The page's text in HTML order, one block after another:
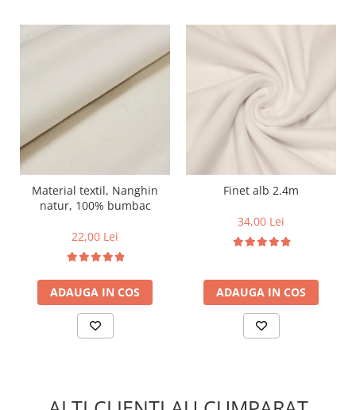
Material textil, Nanghin
natur, 100% bumbac
22,00 Lei
ADAUGA IN COS
Finet alb 2.4m
34,00 Lei
ADAUGA IN COS